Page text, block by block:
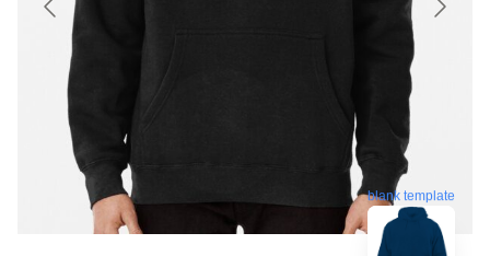
blank template